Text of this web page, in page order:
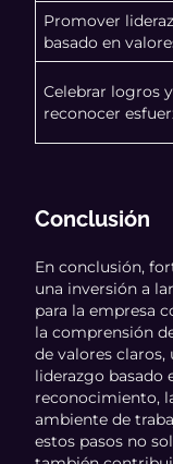
Promover
basado en
Celebrar logros y
reconocer
Conclusión
En conclusión,
una inversión a
para la empresa
la comprensión
de valores
liderazgo basado
reconocimiento,
ambiente de
estos pasos no